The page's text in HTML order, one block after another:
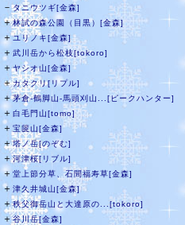
－タニウツギ[金森]
＋林試の森公園（目黒）[金森]
＋ユリノキ[金森]
＋ 武川岳から松枝[tokoro]
＋ヤシオ山[金森]
＋カタクリ[リプル]
＋茅倉-鶴脚山-馬頭刈山...[ピークハンター]
＋ 白毛門山[tomo]
＋ 宝篋山[金森]
＋塔ノ岳[のぞむ]
＋河津桜[リブル]
＋ 堂上節分草、石間福寿草[金森]
＋ 津久井城山[金森]
＋秩父御岳山と大達原の...[tokoro]
＋谷川岳[金森]